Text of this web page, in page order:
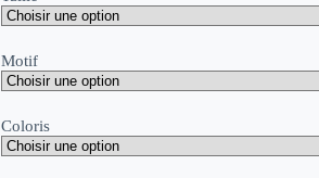
Motif
Coloris